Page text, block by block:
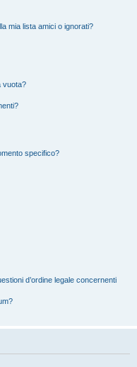
mia lista amici o ignorati?
vuota?
specifico?
d’ordine legale concernenti